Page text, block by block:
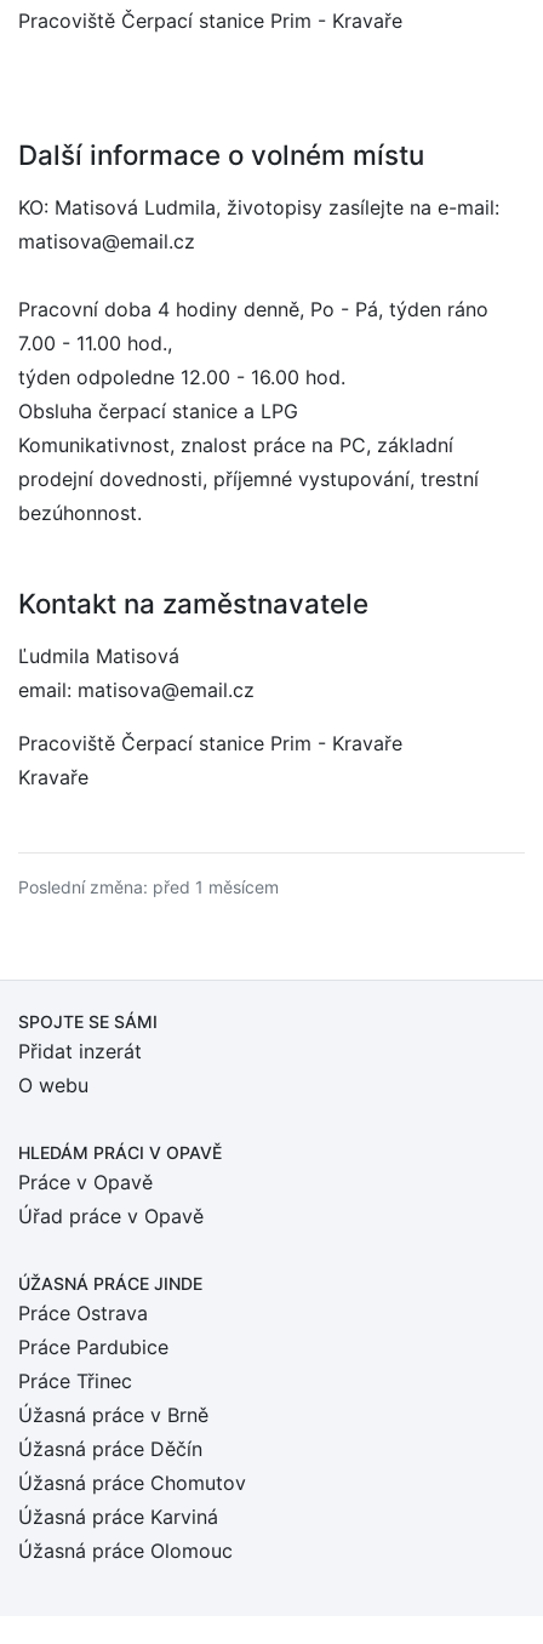
Pracoviště Čerpací stanice Prim - Kravaře
Další informace o volném místu
KO: Matisová Ludmila, životopisy zasílejte na e-mail:
matisova@email.cz
Pracovní doba 4 hodiny denně, Po - Pá, týden ráno
7.00 - 11.00 hod.,
týden odpoledne 12.00 - 16.00 hod.
Obsluha čerpací stanice a LPG
Komunikativnost, znalost práce na PC, základní
prodejní dovednosti, příjemné vystupování, trestní
bezúhonnost.
Kontakt na zaměstnavatele
Ľudmila Matisová
email: matisova@email.cz
Pracoviště Čerpací stanice Prim - Kravaře
Kravaře
Poslední změna: před 1 měsícem
SPOJTE SE SÁMI
Přidat inzerát
O webu
HLEDÁM PRÁCI V OPAVĚ
Práce v Opavě
Úřad práce v Opavě
ÚŽASNÁ PRÁCE JINDE
Práce Ostrava
Práce Pardubice
Práce Třinec
Úžasná práce v Brně
Úžasná práce Děčín
Úžasná práce Chomutov
Úžasná práce Karviná
Úžasná práce Olomouc